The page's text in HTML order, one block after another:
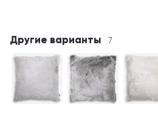
Другие варианты 7